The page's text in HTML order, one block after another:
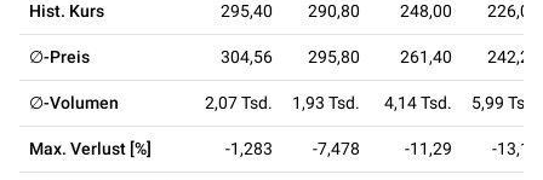
Hist. Kurs 295,40 290,80 248,00 226,00
∅-Preis 304,56 295,80 261,40 242,21
∅-Volumen 2,07 Tsd. 1,93 Tsd. 4,14 Tsd. 5,99 Tsd.
Max. Verlust [%] -1,283 -7,478 -11,29 -13,11